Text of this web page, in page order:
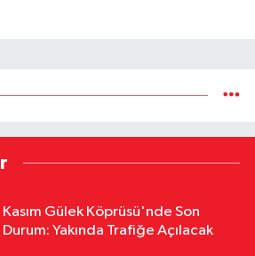
Kasım Gülek Köprüsü'nde Son
Durum: Yakında Trafiğe Açılacak